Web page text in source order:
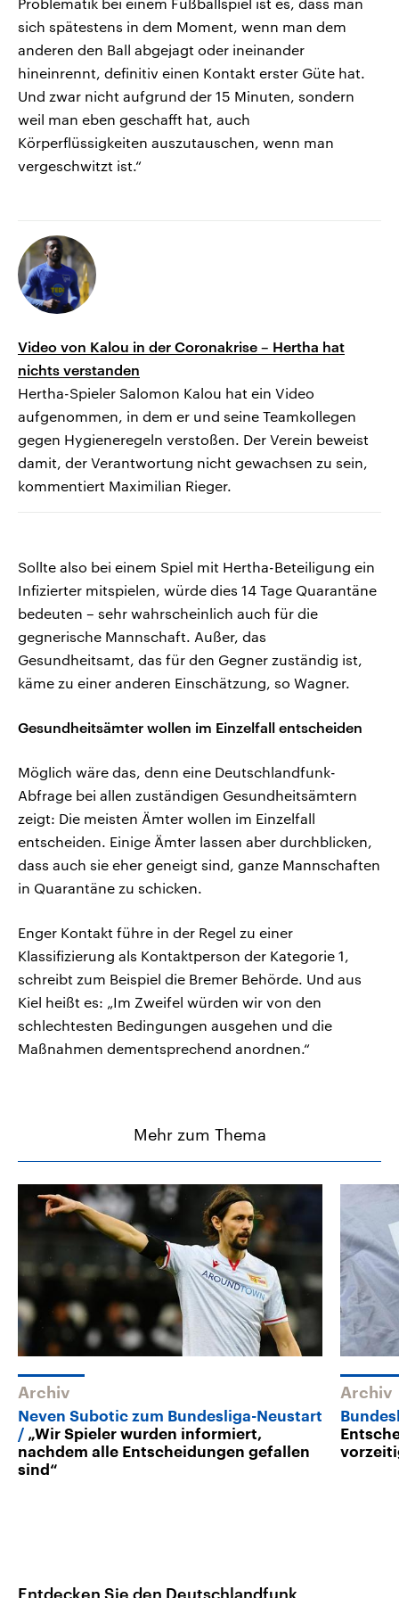
Problematik bei einem Fußballspiel ist es, dass man
sich spätestens in dem Moment, wenn man dem
anderen den Ball abgejagt oder ineinander
hineinrennt, definitiv einen Kontakt erster Güte hat.
Und zwar nicht aufgrund der 15 Minuten, sondern
weil man eben geschafft hat, auch
Körperflüssigkeiten auszutauschen, wenn man
vergeschwitzt ist.“
Video von Kalou in der Coronakrise – Hertha hat
nichts verstanden
Hertha-Spieler Salomon Kalou hat ein Video
aufgenommen, in dem er und seine Teamkollegen
gegen Hygieneregeln verstoßen. Der Verein beweist
damit, der Verantwortung nicht gewachsen zu sein,
kommentiert Maximilian Rieger.
Sollte also bei einem Spiel mit Hertha-Beteiligung ein
Infizierter mitspielen, würde dies 14 Tage Quarantäne
bedeuten – sehr wahrscheinlich auch für die
gegnerische Mannschaft. Außer, das
Gesundheitsamt, das für den Gegner zuständig ist,
käme zu einer anderen Einschätzung, so Wagner.
Gesundheitsämter wollen im Einzelfall entscheiden
Möglich wäre das, denn eine Deutschlandfunk-
Abfrage bei allen zuständigen Gesundheitsämtern
zeigt: Die meisten Ämter wollen im Einzelfall
entscheiden. Einige Ämter lassen aber durchblicken,
dass auch sie eher geneigt sind, ganze Mannschaften
in Quarantäne zu schicken.
Enger Kontakt führe in der Regel zu einer
Klassifizierung als Kontaktperson der Kategorie 1,
schreibt zum Beispiel die Bremer Behörde. Und aus
Kiel heißt es: „Im Zweifel würden wir von den
schlechtesten Bedingungen ausgehen und die
Maßnahmen dementsprechend anordnen.“
Mehr zum Thema
Archiv
Neven Subotic zum Bundesliga-Neustart
„Wir Spieler wurden informiert,
nachdem alle Entscheidungen gefallen
sind“
Archiv
Entdecken Sie den Deutschlandfunk